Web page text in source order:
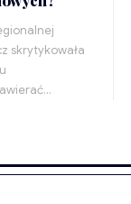
skrytykowała